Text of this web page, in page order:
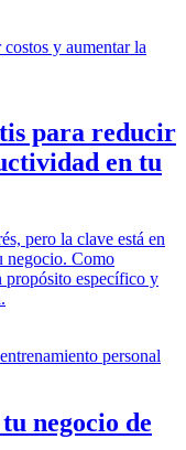
para reducir
en tu
pero la clave está en
negocio. Como
propósito específico y
negocio de